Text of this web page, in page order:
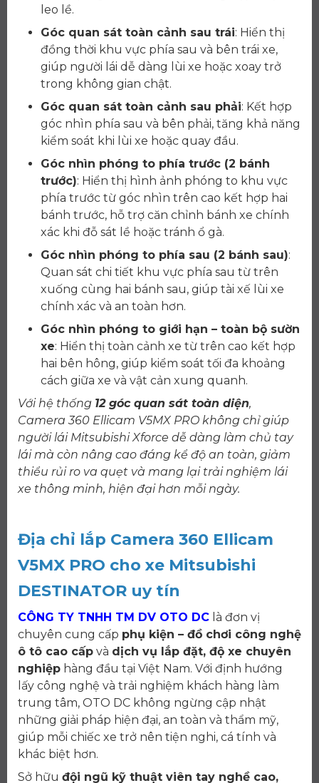
leo lề.
Góc quan sát toàn cảnh sau trái: Hiển thị
đồng thời khu vực phía sau và bên trái xe,
giúp người lái dễ dàng lùi xe hoặc xoay trở
trong không gian chật.
Góc quan sát toàn cảnh sau phải: Kết hợp
góc nhìn phía sau và bên phải, tăng khả năng
kiểm soát khi lùi xe hoặc quay đầu.
Góc nhìn phóng to phía trước (2 bánh
trước): Hiển thị hình ảnh phóng to khu vực
phía trước từ góc nhìn trên cao kết hợp hai
bánh trước, hỗ trợ căn chỉnh bánh xe chính
xác khi đỗ sát lề hoặc tránh ổ gà.
Góc nhìn phóng to phía sau (2 bánh sau):
Quan sát chi tiết khu vực phía sau từ trên
xuống cùng hai bánh sau, giúp tài xế lùi xe
chính xác và an toàn hơn.
Góc nhìn phóng to giới hạn – toàn bộ sườn
xe: Hiển thị toàn cảnh xe từ trên cao kết hợp
hai bên hông, giúp kiểm soát tối đa khoảng
cách giữa xe và vật cản xung quanh.
Với hệ thống 12 góc quan sát toàn diện,
Camera 360 Ellicam V5MX PRO không chỉ giúp
người lái Mitsubishi Xforce dễ dàng làm chủ tay
lái mà còn nâng cao đáng kể độ an toàn, giảm
thiểu rủi ro va quẹt và mang lại trải nghiệm lái
xe thông minh, hiện đại hơn mỗi ngày.
Địa chỉ lắp Camera 360 Ellicam
V5MX PRO cho xe Mitsubishi
DESTINATOR uy tín
CÔNG TY TNHH TM DV OTO DC là đơn vị
chuyên cung cấp phụ kiện – đồ chơi công nghệ
ô tô cao cấp và dịch vụ lắp đặt, độ xe chuyên
nghiệp hàng đầu tại Việt Nam. Với định hướng
lấy công nghệ và trải nghiệm khách hàng làm
trung tâm, OTO DC không ngừng cập nhật
những giải pháp hiện đại, an toàn và thẩm mỹ,
giúp mỗi chiếc xe trở nên tiện nghi, cá tính và
khác biệt hơn.
Sở hữu đội ngũ kỹ thuật viên tay nghề cao,